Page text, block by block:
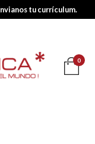
tu currículum.
0